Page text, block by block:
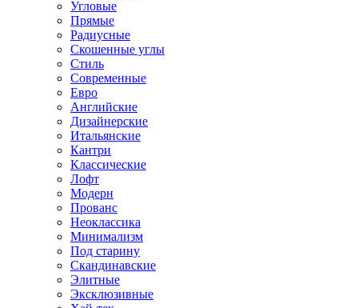
Угловые
Прямые
Радиусные
Скошенные углы
Стиль
Современные
Евро
Английские
Дизайнерские
Итальянские
Кантри
Классические
Лофт
Модерн
Прованс
Неоклассика
Минимализм
Под старину
Скандинавские
Элитные
Эксклюзивные